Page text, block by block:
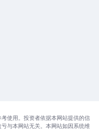
使用。投资者依据本网站提供的信
与本网站无关。本网站如因系统维